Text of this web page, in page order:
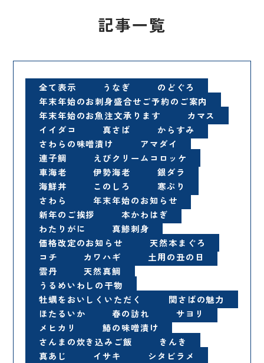
記事一覧
全て表示 うなぎ
のどぐろ
年末年始のお刺身盛合せご予約のご案内
年末年始のお魚注文承ります
カマス
イイダコ
真さば
からすみ
さわらの味噌漬け
アマダイ
連子鯛
えびクリームコロッケ
車海老
伊勢海老
銀ダラ
海鮮丼
このしろ
寒ぶり
さわら
年末年始のお知らせ
新年のご挨拶
本かわはぎ
わたりがに
真鯵刺身
価格改定のお知らせ
天然本まぐろ
コチ
カワハギ
土用の丑の日
雲丹
天然真鯛
うるめいわしの干物
牡蠣をおいしくいただく
関さばの魅力
ほたるいか
春の訪れ
サヨリ
メヒカリ
鰆の味噌漬け
さんまの炊き込みご飯
きんき
真あじ
イサキ
シタビラメ